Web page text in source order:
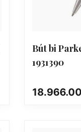
Bút bi
1931390